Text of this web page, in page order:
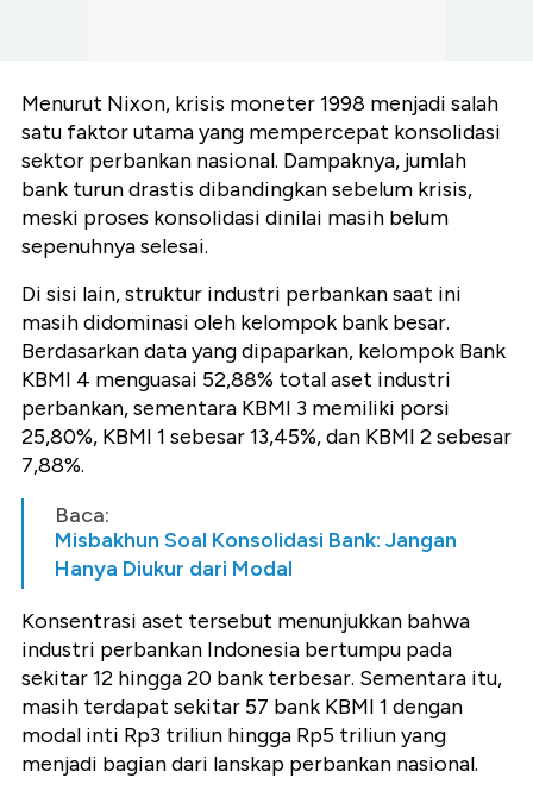
Menurut Nixon, krisis moneter 1998 menjadi salah
satu faktor utama yang mempercepat konsolidasi
sektor perbankan nasional. Dampaknya, jumlah
bank turun drastis dibandingkan sebelum krisis,
meski proses konsolidasi dinilai masih belum
sepenuhnya selesai.
Di sisi lain, struktur industri perbankan saat ini
masih didominasi oleh kelompok bank besar.
Berdasarkan data yang dipaparkan, kelompok Bank
KBMI 4 menguasai 52,88% total aset industri
perbankan, sementara KBMI 3 memiliki porsi
25,80%, KBMI 1 sebesar 13,45%, dan KBMI 2 sebesar
7,88%.
Baca:
Misbakhun Soal Konsolidasi Bank: Jangan
Hanya Diukur dari Modal
Konsentrasi aset tersebut menunjukkan bahwa
industri perbankan Indonesia bertumpu pada
sekitar 12 hingga 20 bank terbesar. Sementara itu,
masih terdapat sekitar 57 bank KBMI 1 dengan
modal inti Rp3 triliun hingga Rp5 triliun yang
menjadi bagian dari lanskap perbankan nasional.